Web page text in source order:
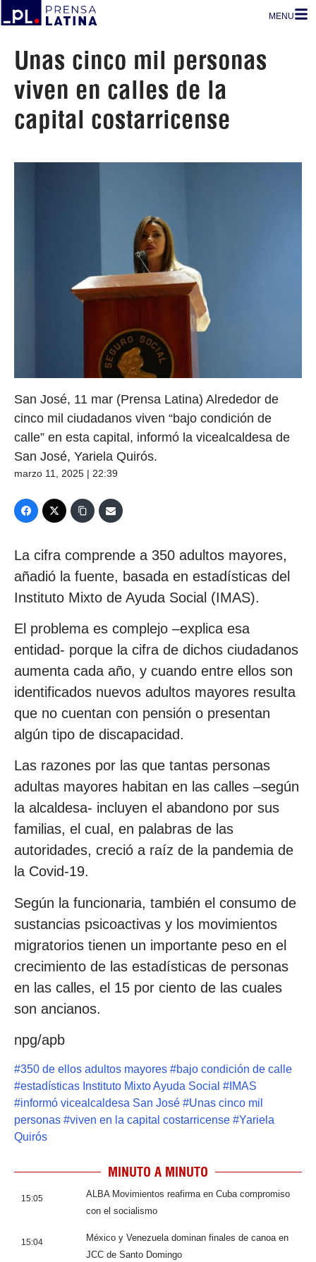
MENU
Unas cinco mil personas
viven en calles de la
capital costarricense
San José, 11 mar (Prensa Latina) Alrededor de
cinco mil ciudadanos viven “bajo condición de
calle” en esta capital, informó la vicealcaldesa de
San José, Yariela Quirós.
marzo 11, 2025 | 22:39
La cifra comprende a 350 adultos mayores,
añadió la fuente, basada en estadísticas del
Instituto Mixto de Ayuda Social (IMAS).
El problema es complejo –explica esa
entidad- porque la cifra de dichos ciudadanos
aumenta cada año, y cuando entre ellos son
identificados nuevos adultos mayores resulta
que no cuentan con pensión o presentan
algún tipo de discapacidad.
Las razones por las que tantas personas
adultas mayores habitan en las calles –según
la alcaldesa- incluyen el abandono por sus
familias, el cual, en palabras de las
autoridades, creció a raíz de la pandemia de
la Covid-19.
Según la funcionaria, también el consumo de
sustancias psicoactivas y los movimientos
migratorios tienen un importante peso en el
crecimiento de las estadísticas de personas
en las calles, el 15 por ciento de las cuales
son ancianos.
npg/apb
#350 de ellos adultos mayores #bajo condición de calle
#estadísticas Instituto Mixto Ayuda Social # IMAS
#informó vicealcaldesa San José #Unas cinco mil
personas #viven en la capital costarricense #Yariela
Quirós
MINUTO A MINUTO
15:05
ALBA Movimientos reafirma en Cuba compromiso
con el socialismo
15:04
México y Venezuela dominan finales de canoa en
JCC de Santo Domingo